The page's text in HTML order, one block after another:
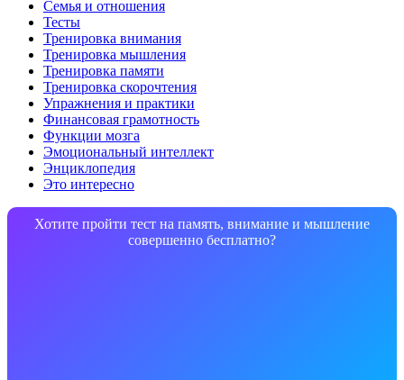
Семья и отношения
Тесты
Тренировка внимания
Тренировка мышления
Тренировка памяти
Тренировка скорочтения
Упражнения и практики
Финансовая грамотность
Функции мозга
Эмоциональный интеллект
Энциклопедия
Это интересно
Хотите пройти тест на память, внимание и мышление
совершенно бесплатно?